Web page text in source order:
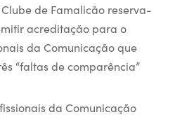
de Famalicão reserva-
acreditação para o
da Comunicação que
“faltas de comparência”
da Comunicação